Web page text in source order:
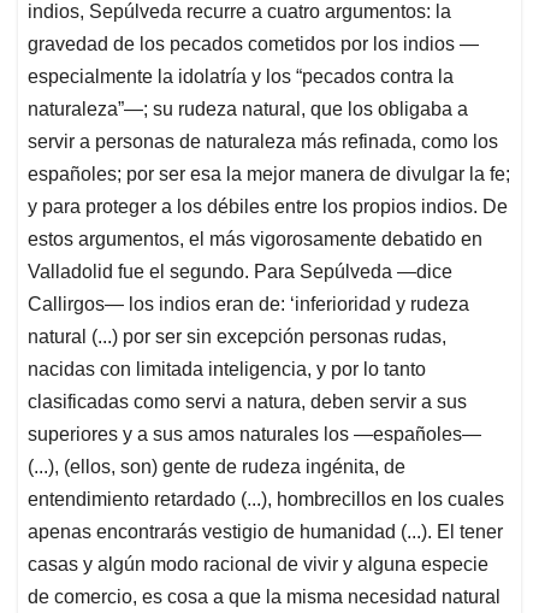
indios, Sepúlveda recurre a cuatro argumentos: la
gravedad de los pecados cometidos por los indios —
especialmente la idolatría y los “pecados contra la
naturaleza”—; su rudeza natural, que los obligaba a
servir a personas de naturaleza más refinada, como los
españoles; por ser esa la mejor manera de divulgar la fe;
y para proteger a los débiles entre los propios indios. De
estos ar­gumentos, el más vigorosamente debatido en
Valladolid fue el segundo. Para Sepúlveda —dice
Callirgos— los indios eran de: ‘inferioridad y rudeza
natural (...) por ser sin excepción personas rudas,
nacidas con limitada inteligencia, y por lo tanto
clasificadas como servi a natura, deben servir a sus
superiores y a sus amos naturales los —españoles—
(...), (ellos, son) gente de rudeza ingénita, de
entendimiento retardado (...), hombrecillos en los cuales
apenas encontrarás vestigio de humanidad (...). El tener
casas y algún modo racional de vivir y alguna especie
de comercio, es cosa a que la misma necesidad natural